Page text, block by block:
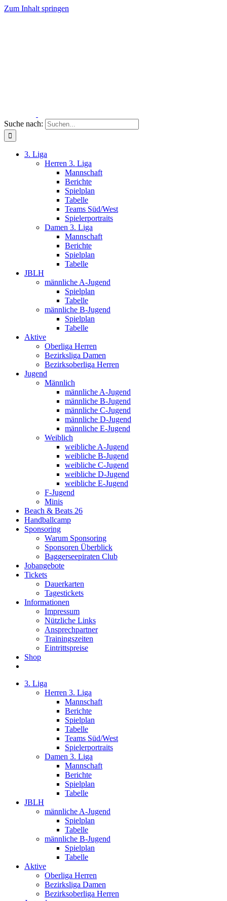
Zum Inhalt springen
Suche nach:
3. Liga
Herren 3. Liga
Mannschaft
Berichte
Spielplan
Tabelle
Teams Süd/West
Spielerportraits
Damen 3. Liga
Mannschaft
Berichte
Spielplan
Tabelle
JBLH
männliche A-Jugend
Spielplan
Tabelle
männliche B-Jugend
Spielplan
Tabelle
Aktive
Oberliga Herren
Bezirksliga Damen
Bezirksoberliga Herren
Jugend
Männlich
männliche A-Jugend
männliche B-Jugend
männliche C-Jugend
männliche D-Jugend
männliche E-Jugend
Weiblich
weibliche A-Jugend
weibliche B-Jugend
weibliche C-Jugend
weibliche D-Jugend
weibliche E-Jugend
F-Jugend
Minis
Beach & Beats 26
Handballcamp
Sponsoring
Warum Sponsoring
Sponsoren Überblick
Baggerseepiraten Club
Jobangebote
Tickets
Dauerkarten
Tagestickets
Informationen
Impressum
Nützliche Links
Ansprechpartner
Trainingszeiten
Eintrittspreise
Shop
3. Liga
Herren 3. Liga
Mannschaft
Berichte
Spielplan
Tabelle
Teams Süd/West
Spielerportraits
Damen 3. Liga
Mannschaft
Berichte
Spielplan
Tabelle
JBLH
männliche A-Jugend
Spielplan
Tabelle
männliche B-Jugend
Spielplan
Tabelle
Aktive
Oberliga Herren
Bezirksliga Damen
Bezirksoberliga Herren